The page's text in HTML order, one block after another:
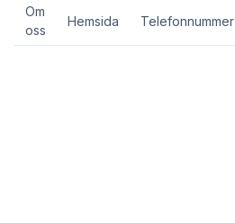
Om
oss
Hemsida Telefonnummer